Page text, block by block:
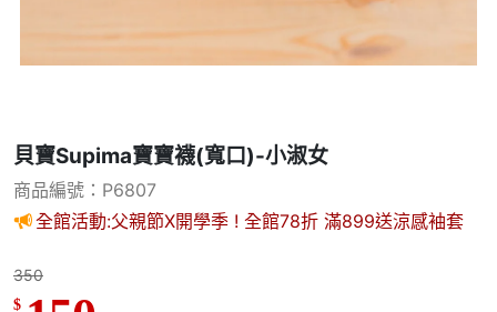
貝寶Supima寶寶襪(寬口)-小淑女
商品編號：P6807
全館活動:父親節X開學季 ! 全館78折 滿899送涼感袖套
350
$